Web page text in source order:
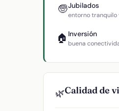
🧓Jubilados
entorno tranquilo
🏠 Inversión
buena
🌿Calidad de